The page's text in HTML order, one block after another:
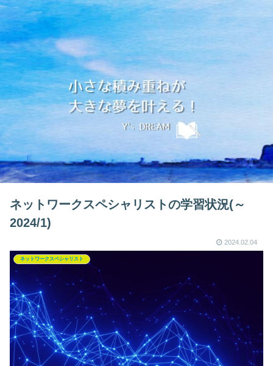
ネットワークスペシャリストの学習状況(～
2024/1)
2024.02.04
ネットワークスペシャリスト